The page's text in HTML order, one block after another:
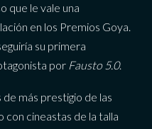
que le vale una
en los Premios Goya.
su primera
por Fausto 5.0.
más prestigio de las
con cineastas de la talla